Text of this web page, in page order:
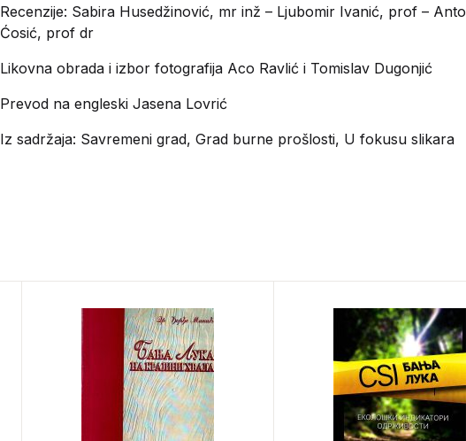
Recenzije: Sabira Husedžinović, mr inž – Ljubomir Ivanić, prof – Anto
Ćosić, prof dr
Likovna obrada i izbor fotografija Aco Ravlić i Tomislav Dugonjić
Prevod na engleski Jasena Lovrić
Iz sadržaja: Savremeni grad, Grad burne prošlosti, U fokusu slikara